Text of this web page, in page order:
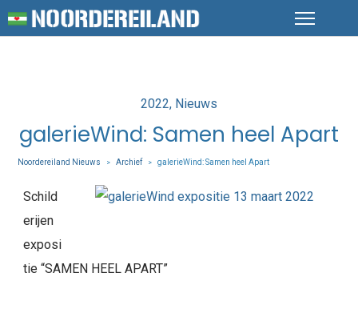
Posted
in
2022 Nieuws
galerieWind: Samen heel Apart
Noordereiland Nieuws > Archief > galerieWind: Samen heel Apart
Schild
erijen
exposi
tie “SAMEN HEEL APART”